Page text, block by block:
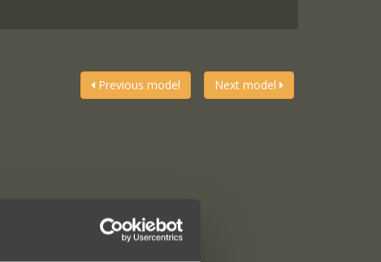
Previous model Next model